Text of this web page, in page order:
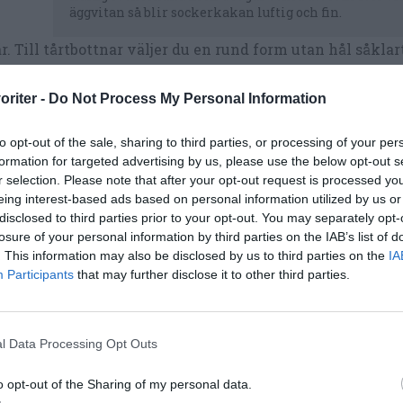
- Do Not Process My Personal Information
opt-out of the sale, sharing to third parties, or processing of your
for targeted advertising by us, please use the below opt-out
selection. Please note that after your opt-out request is processed
interest-based ads based on personal information utilized by us
to third parties prior to your opt-out. You may separately
of your personal information by third parties on the IAB’s list of
This information may also be disclosed by us to third parties on the
Participants that may further disclose it to other third parties.
Data Processing Opt Outs
opt-out of the Sharing of my personal data.
äggvitan så blir sockerkakan luftig och fin.
Till tårtbottnar väljer du en rund form utan hål
om du väntar invasion av gäster.
Kakao, frukt som äpplen eller päron,
blir gott och det är kul att prova sig fram om du är
och kakao.